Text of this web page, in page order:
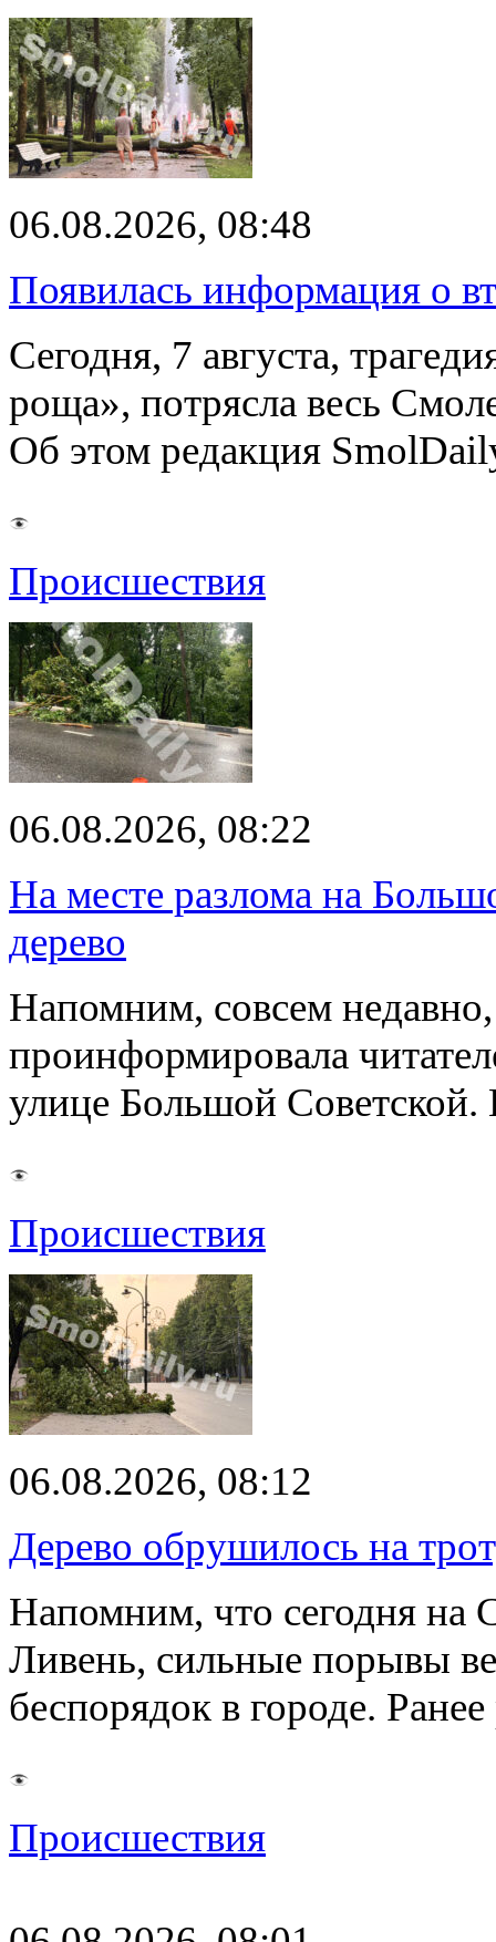
06.08.2026, 08:48
Появилась информация о
Сегодня, 7 августа,
роща», потрясла весь
Об этом редакция
Происшествия
06.08.2026, 08:22
На месте разлома на
дерево
Напомним, совсем
проинформировала
улице Большой Советской.
Происшествия
06.08.2026, 08:12
Дерево обрушилось на
Напомним, что сегодня на
Ливень, сильные порывы
беспорядок в городе.
Происшествия